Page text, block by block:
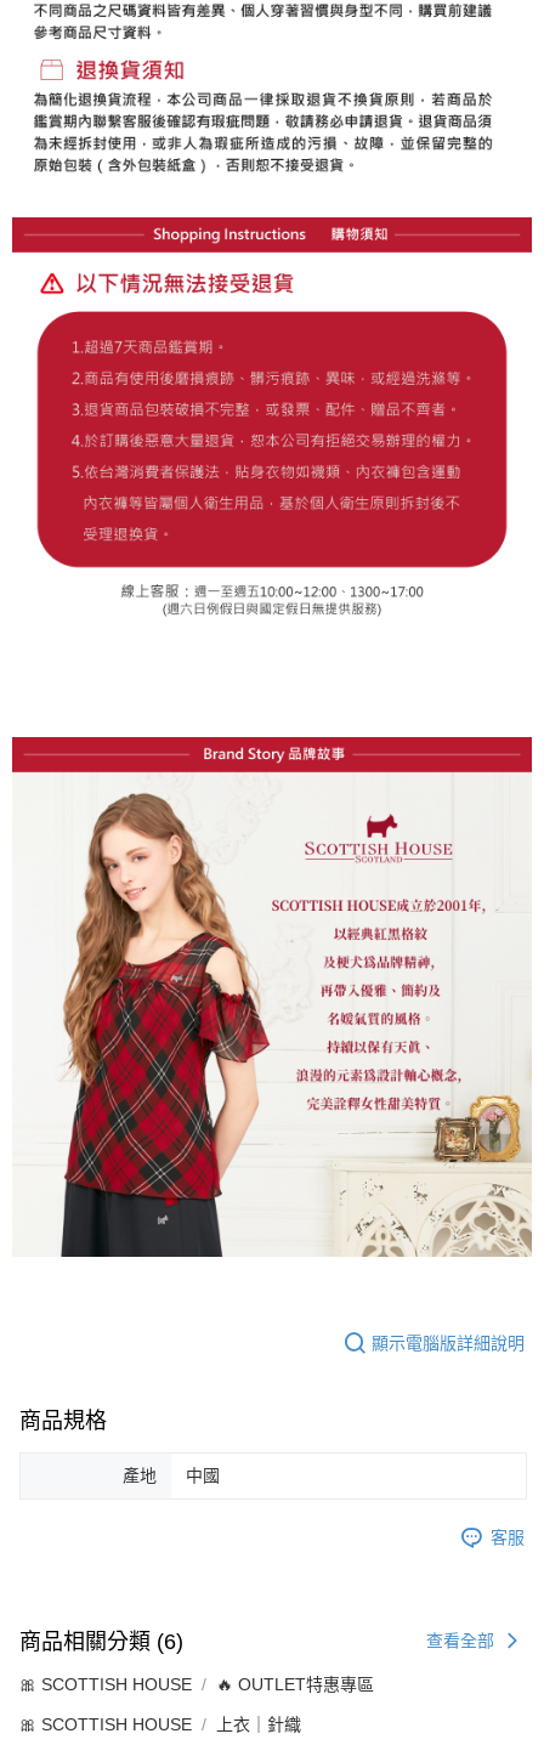
顯示電腦版詳細說明
商品規格
產地 中國
客服
商品相關分類 (6) 查看全部
🎀 SCOTTISH HOUSE 🔥 OUTLET特惠專區
🎀 SCOTTISH HOUSE 上衣｜針織